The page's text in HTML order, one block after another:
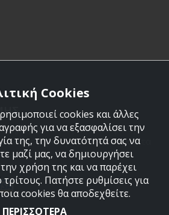
πληρωμής είναι η Αντικαταβολή,
μας λογαριασμό, πιστωτική κάρτα
Cookies
cookies και άλλες
για να εξασφαλίσει την
της, την δυνατότητά σας να
μαζί μας, να δημιουργήσει
την χρήση της και να παρέχει
Πατήστε ρυθμίσεις για
cookies θα αποδεχθείτε.
ΠΕΡΙΣΣΟΤΕΡΑ